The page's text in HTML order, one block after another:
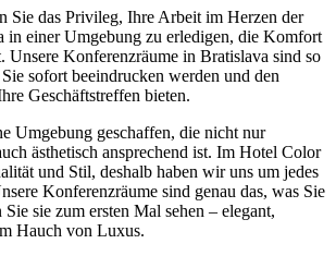
Sie das Privileg, Ihre Arbeit im Herzen der
in einer Umgebung zu erledigen, die Komfort
Unsere Konferenzräume in Bratislava sind so
sofort beeindrucken werden und den
Geschäftstreffen bieten.
Umgebung geschaffen, die nicht nur
ästhetisch ansprechend ist. Im Hotel Color
und Stil, deshalb haben wir uns um jedes
Konferenzräume sind genau das, was Sie
sie zum ersten Mal sehen – elegant,
Hauch von Luxus.